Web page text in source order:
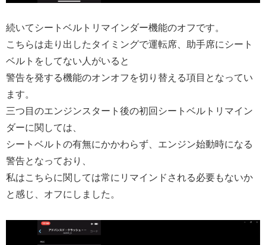
続いてシートベルトリマインダー機能のオフです。
こちらは走り出したタイミングで運転席、助手席にシート
ベルトをしてない人がいると
警告を発する機能のオンオフを切り替える項目となってい
ます。
三つ目のエンジンスタート後の初回シートベルトリマイン
ダーに関しては、
シートベルトの有無にかかわらず、エンジン始動時になる
警告となっており、
私はこちらに関しては常にリマインドされる必要もないか
と感じ、オフにしました。